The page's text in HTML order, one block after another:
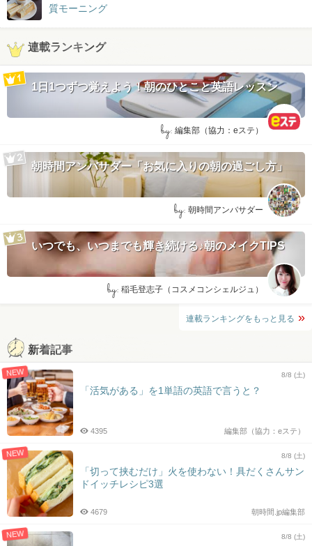
質モーニング
連載ランキング
1日1つずつ覚えよう！朝のひとこと英語レッスン
by: 編集部（協力：eステ）
朝時間アンバサダー「お気に入りの朝の過ごし方」
by: 朝時間アンバサダー
いつでも、いつまでも輝き続ける♪朝のメイクTIPS
by: 稲毛登志子（コスメコンシェルジュ）
連載ランキングをもっと見る
新着記事
NEW 8/8 (土)
「活気がある」を1単語の英語で言うと？
編集部（協力：eステ）
4395
NEW 8/8 (土)
「切って挟むだけ」火を使わない！具だくさんサン
ドイッチレシピ3選
朝時間.jp編集部
4679
NEW 8/8 (土)